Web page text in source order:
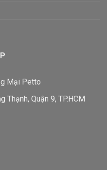
Mại Petto
Thạnh, Quận 9, TP.HCM